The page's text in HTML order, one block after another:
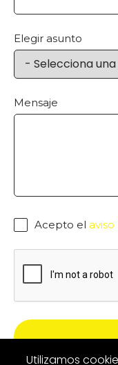
Elegir asunto
Mensaje
Acepto el
Utilizamos